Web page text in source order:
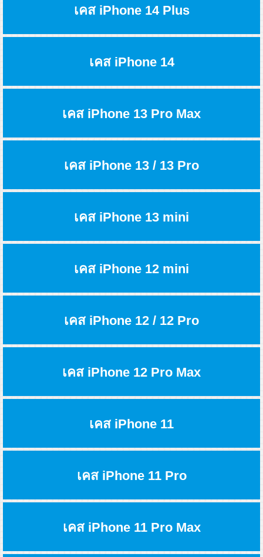
เคส iPhone 14 Plus
เคส iPhone 14
เคส iPhone 13 Pro Max
เคส iPhone 13 / 13 Pro
เคส iPhone 13 mini
เคส iPhone 12 mini
เคส iPhone 12 / 12 Pro
เคส iPhone 12 Pro Max
เคส iPhone 11
เคส iPhone 11 Pro
เคส iPhone 11 Pro Max